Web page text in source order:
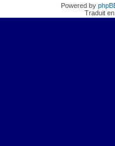
Powered by
Traduit